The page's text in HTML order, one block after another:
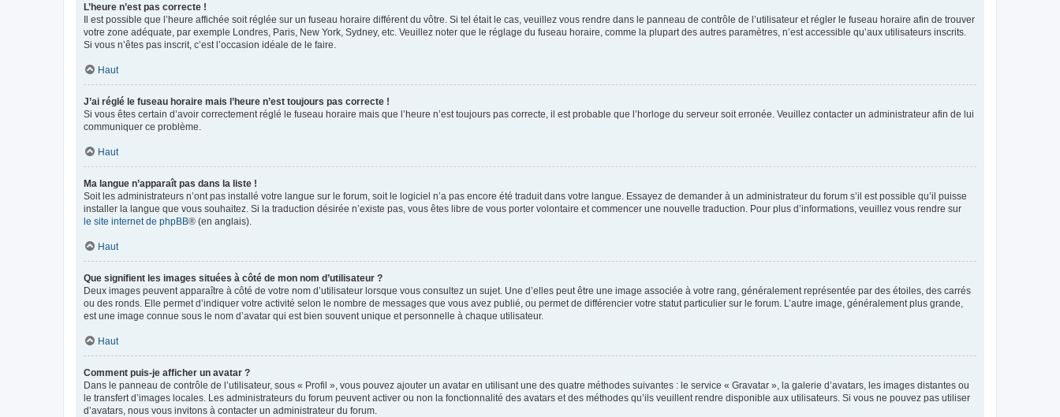
L’heure n’est pas correcte !
Il est possible que l’heure affichée soit réglée sur un fuseau horaire différent du vôtre. Si tel était le cas, veuillez vous rendre dans le panneau de contrôle de l’utilisateur et régler le fuseau horaire afin de trouver
votre zone adéquate, par exemple Londres, Paris, New York, Sydney, etc. Veuillez noter que le réglage du fuseau horaire, comme la plupart des autres paramètres, n’est accessible qu’aux utilisateurs inscrits.
Si vous n’êtes pas inscrit, c’est l’occasion idéale de le faire.
Haut
J’ai réglé le fuseau horaire mais l’heure n’est toujours pas correcte !
Si vous êtes certain d’avoir correctement réglé le fuseau horaire mais que l’heure n’est toujours pas correcte, il est probable que l’horloge du serveur soit erronée. Veuillez contacter un administrateur afin de lui
communiquer ce problème.
Haut
Ma langue n’apparaît pas dans la liste !
Soit les administrateurs n’ont pas installé votre langue sur le forum, soit le logiciel n’a pas encore été traduit dans votre langue. Essayez de demander à un administrateur du forum s’il est possible qu’il puisse
installer la langue que vous souhaitez. Si la traduction désirée n’existe pas, vous êtes libre de vous porter volontaire et commencer une nouvelle traduction. Pour plus d’informations, veuillez vous rendre sur
le site internet de phpBB® (en anglais).
Haut
Que signifient les images situées à côté de mon nom d’utilisateur ?
Deux images peuvent apparaître à côté de votre nom d’utilisateur lorsque vous consultez un sujet. Une d’elles peut être une image associée à votre rang, généralement représentée par des étoiles, des carrés
ou des ronds. Elle permet d’indiquer votre activité selon le nombre de messages que vous avez publié, ou permet de différencier votre statut particulier sur le forum. L’autre image, généralement plus grande,
est une image connue sous le nom d’avatar qui est bien souvent unique et personnelle à chaque utilisateur.
Haut
Comment puis-je afficher un avatar ?
Dans le panneau de contrôle de l’utilisateur, sous « Profil », vous pouvez ajouter un avatar en utilisant une des quatre méthodes suivantes : le service « Gravatar », la galerie d’avatars, les images distantes ou
le transfert d’images locales. Les administrateurs du forum peuvent activer ou non la fonctionnalité des avatars et des méthodes qu’ils veuillent rendre disponible aux utilisateurs. Si vous ne pouvez pas utiliser
d’avatars, nous vous invitons à contacter un administrateur du forum.